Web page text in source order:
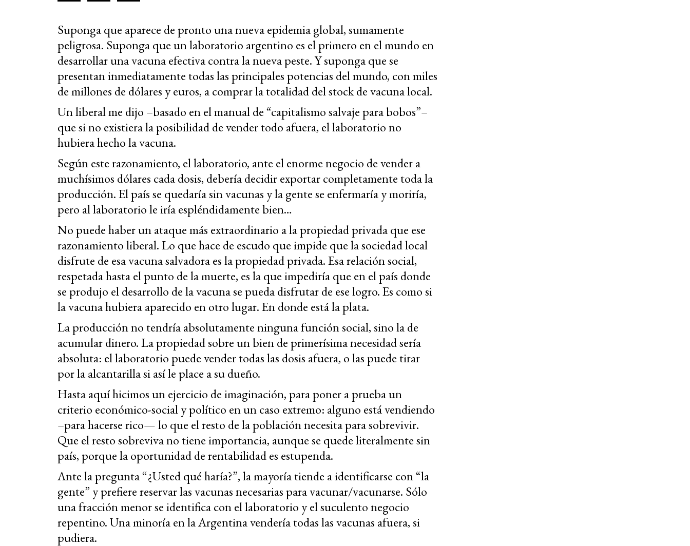
Suponga que aparece de pronto una nueva epidemia global, sumamente
peligrosa. Suponga que un laboratorio argentino es el primero en el mundo en
desarrollar una vacuna efectiva contra la nueva peste. Y suponga que se
presentan inmediatamente todas las principales potencias del mundo, con miles
de millones de dólares y euros, a comprar la totalidad del stock de vacuna local.
Un liberal me dijo –basado en el manual de “capitalismo salvaje para bobos”–
que si no existiera la posibilidad de vender todo afuera, el laboratorio no
hubiera hecho la vacuna.
Según este razonamiento, el laboratorio, ante el enorme negocio de vender a
muchísimos dólares cada dosis, debería decidir exportar completamente toda la
producción. El país se quedaría sin vacunas y la gente se enfermaría y moriría,
pero al laboratorio le iría espléndidamente bien…
No puede haber un ataque más extraordinario a la propiedad privada que ese
razonamiento liberal. Lo que hace de escudo que impide que la sociedad local
disfrute de esa vacuna salvadora es la propiedad privada. Esa relación social,
respetada hasta el punto de la muerte, es la que impediría que en el país donde
se produjo el desarrollo de la vacuna se pueda disfrutar de ese logro. Es como si
la vacuna hubiera aparecido en otro lugar. En donde está la plata.
La producción no tendría absolutamente ninguna función social, sino la de
acumular dinero. La propiedad sobre un bien de primerísima necesidad sería
absoluta: el laboratorio puede vender todas las dosis afuera, o las puede tirar
por la alcantarilla si así le place a su dueño.
Hasta aquí hicimos un ejercicio de imaginación, para poner a prueba un
criterio económico-social y político en un caso extremo: alguno está vendiendo
–para hacerse rico— lo que el resto de la población necesita para sobrevivir.
Que el resto sobreviva no tiene importancia, aunque se quede literalmente sin
país, porque la oportunidad de rentabilidad es estupenda.
Ante la pregunta “¿Usted qué haría?”, la mayoría tiende a identificarse con “la
gente” y prefiere reservar las vacunas necesarias para vacunar/vacunarse. Sólo
una fracción menor se identifica con el laboratorio y el suculento negocio
repentino. Una minoría en la Argentina vendería todas las vacunas afuera, si
pudiera.